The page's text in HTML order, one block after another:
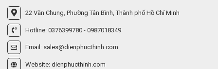
22 Văn Chung, Phường Tân Bình, Thành phố Hồ Chí Minh
Hotline: 0376399780 - 0987018349
Email: sales@dienphucthinh.com
Website: dienphucthinh.com